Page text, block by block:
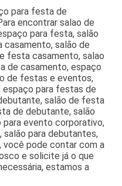
para festa de
encontrar salao de
para festa, salão
casamento, salão de
festa casamento, salao
de casamento, espaço
de festas e eventos,
para festas de
salão de festa
de debutante, salão
evento corporativo,
para debutantes,
pode contar com a
e solicite já o que
estamos a